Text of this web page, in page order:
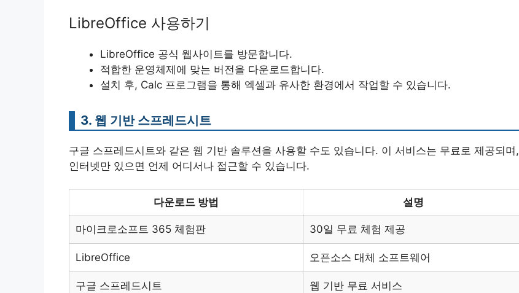
LibreOffice 사용하기
LibreOffice 공식 웹사이트를 방문합니다.
적합한 운영체제에 맞는 버전을 다운로드합니다.
설치 후, Calc 프로그램을 통해 엑셀과 유사한 환경에서 작업할 수 있습니다.
3. 웹 기반 스프레드시트
구글 스프레드시트와 같은 웹 기반 솔루션을 사용할 수도 있습니다. 이 서비스는 무료로 제공되며,
인터넷만 있으면 언제 어디서나 접근할 수 있습니다.
다운로드 방법 설명
마이크로소프트 365 체험판 30일 무료 체험 제공
LibreOffice 오픈소스 대체 소프트웨어
구글 스프레드시트 웹 기반 무료 서비스